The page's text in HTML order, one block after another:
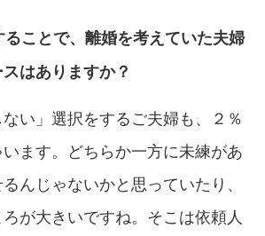
ことで、離婚を考えていた夫婦
はありますか？
い」選択をするご夫婦も、２％
ます。どちらか一方に未練があ
んじゃないかと思っていたり、
が大きいですね。そこは依頼人